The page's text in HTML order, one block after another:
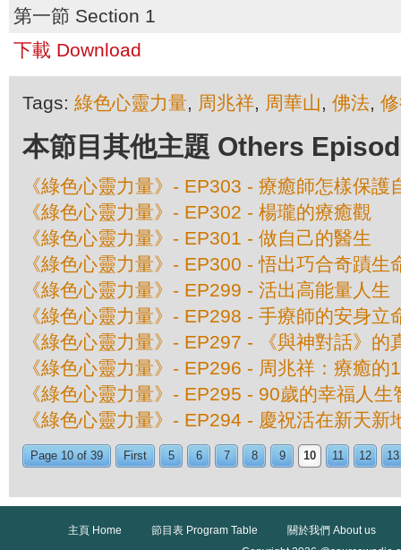
第一節 Section 1
下載 Download
Tags: 綠色心靈力量, 周兆祥, 周華山, 佛法,
本節目其他主題 Others
《綠色心靈力量》- EP303 - 療癒師怎樣保護
《綠色心靈力量》- EP302 - 楊瓏的療癒觀
《綠色心靈力量》- EP301 - 做自己的醫生
《綠色心靈力量》- EP300 - 悟出巧合奇蹟生
《綠色心靈力量》- EP299 - 活出高能量人生
《綠色心靈力量》- EP298 - 手療師的安身立
《綠色心靈力量》- EP297 - 《與神對話》的
《綠色心靈力量》- EP296 - 周兆祥：療癒的
《綠色心靈力量》- EP295 - 90歲的幸福人生
《綠色心靈力量》- EP294 - 慶祝活在新天新
Page 10 of 39 First 5 6 7 8 9 10 11 12 13
主頁 Home 節目表 Program Table
關於我們 About us